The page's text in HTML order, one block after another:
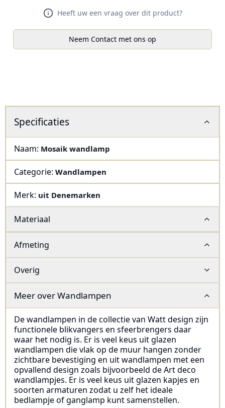
Heeft uw een vraag over dit product?
Neem Contact met ons op
Specificaties
Naam: Mosaik wandlamp
Categorie: Wandlampen
Merk: uit Denemarken
Materiaal
Afmeting
Overig
Meer overWandlampen
De wandlampen in de collectie van Watt design zijn
functionele blikvangers en sfeerbrengers daar
waar het nodig is. Er is veel keus uit glazen
wandlampen die vlak op de muur hangen zonder
zichtbare bevestiging en uit wandlampen met een
opvallend design zoals bijvoorbeeld de Art deco
wandlampjes. Er is veel keus uit glazen kapjes en
soorten armaturen zodat u zelf het ideale
bedlampje of ganglamp kunt samenstellen.